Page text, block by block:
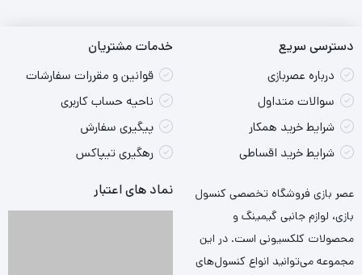
دسترسی سریع
درباره عصربازی
سوالات متداول
شرایط خرید همکار
شرایط خرید اقساطی
خدمات مشتریان
قوانین و مقررات سفارشات
ناحیه حساب کاربری
پیگیری سفارش
رهگیری تیپاکس
عصر بازی فروشگاه تخصصی کنسول
بازی، لوازم جانبی گیمینگ و
محصولات کلکسیونی است. در این
مجموعه می‌توانید انواع کنسول‌های
نماد های اعتبار